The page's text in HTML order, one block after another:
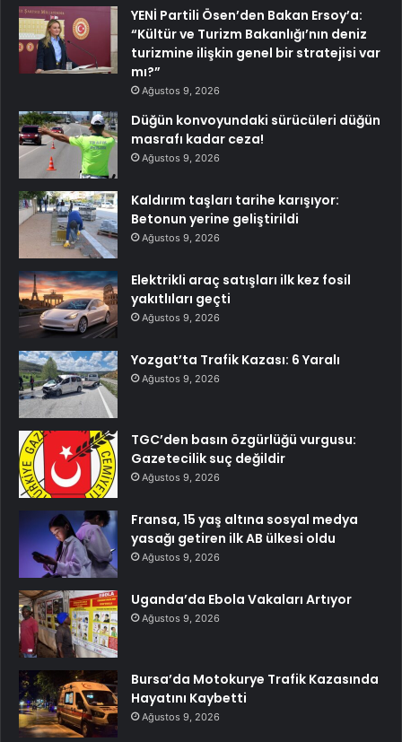
YENİ Partili Ösen’den Bakan Ersoy’a:
“Kültür ve Turizm Bakanlığı’nın deniz
turizmine ilişkin genel bir stratejisi var
mı?”
Ağustos 9, 2026
Düğün konvoyundaki sürücüleri düğün
masrafı kadar ceza!
Ağustos 9, 2026
Kaldırım taşları tarihe karışıyor:
Betonun yerine geliştirildi
Ağustos 9, 2026
Elektrikli araç satışları ilk kez fosil
yakıtlıları geçti
Ağustos 9, 2026
Yozgat’ta Trafik Kazası: 6 Yaralı
Ağustos 9, 2026
TGC’den basın özgürlüğü vurgusu:
Gazetecilik suç değildir
Ağustos 9, 2026
Fransa, 15 yaş altına sosyal medya
yasağı getiren ilk AB ülkesi oldu
Ağustos 9, 2026
Uganda’da Ebola Vakaları Artıyor
Ağustos 9, 2026
Bursa’da Motokurye Trafik Kazasında
Hayatını Kaybetti
Ağustos 9, 2026